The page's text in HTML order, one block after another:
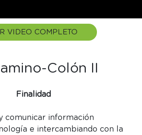
VIDEO COMPLETO
Colón II
Finalidad
comunicar información
e intercambiando con la